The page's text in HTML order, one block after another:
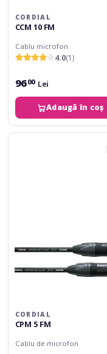
CORDIAL
CCM 10 FM
Cablu microfon
4.0(1)
9600 Lei
Adaugă în coș
Cordial
CORDIAL
CPM 5 FM
Cablu de microfon